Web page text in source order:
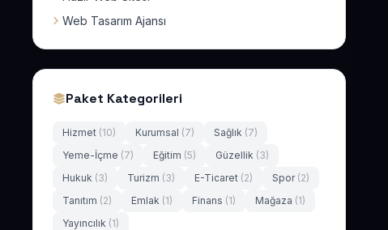
Web Tasarım Ajansı
Paket Kategorileri
Hizmet (10) Kurumsal (7) Sağlık (7)
Yeme-İçme (7) Eğitim (5) Güzellik (3)
Hukuk (3) Turizm (3) E-Ticaret (2) Spor (2)
Tanıtım (2) Emlak (1) Finans (1) Mağaza (1)
Yayıncılık (1)